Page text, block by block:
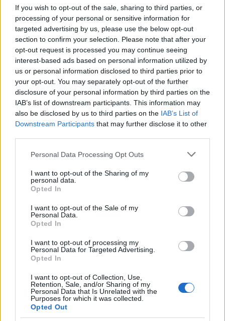
If you wish to opt-out of the sale, sharing to third parties, or
processing of your personal or sensitive information for
targeted advertising by us, please use the below opt-out
section to confirm your selection. Please note that after your
opt-out request is processed you may continue seeing
interest-based ads based on personal information utilized by
us or personal information disclosed to third parties prior to
your opt-out. You may separately opt-out of the further
disclosure of your personal information by third parties on the
IAB’s list of downstream participants. This information may
also be disclosed by us to third parties on the IAB’s List of
Downstream Participants that may further disclose it to other
Please note that this website/app uses one or more Google
not limited to your visit or usage behaviour. You may click to
grant or deny consent to Google and its third-party tags to
use your data for below specified purposes in below Google
consent section.
Personal Data Processing Opt Outs
I want to opt-out of the Sharing of my
personal data.
Opted In
I want to opt-out of the Sale of my
Personal Data.
Opted In
I want to opt-out of processing my
Personal Data for Targeted Advertising.
Opted In
I want to opt-out of Collection, Use,
Retention, Sale, and/or Sharing of my
Personal Data that Is Unrelated with the
Purposes for which it was collected.
Opted Out
A törekvések eredményeiről hamarosan mindenki
tájékozódhat, hiszen a magyar kulturális életben
elsőként ESG-jelentést készített a fesztivál. A jelentés
hamarosan elérhetővé válik a
https://www.muveszetekvolgye.hu/oldalon, ahol
már most is olvasható a fesztivál fenntarthatósági
stratégiája.